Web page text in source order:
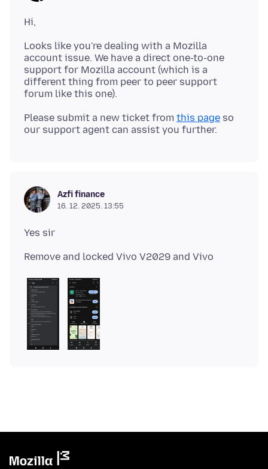
Looks like you're dealing with a Mozilla
account issue. We have a direct one-to-one
support for Mozilla account (which is a
different thing from peer to peer support
Please submit a new ticket from this page so
Azfi finance
16. 12. 2025. 13:55